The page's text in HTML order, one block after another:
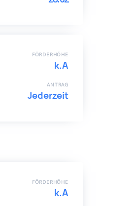
FÖRDERHÖHE
k.A
ANTRAG
Jederzeit
FÖRDERHÖHE
k.A